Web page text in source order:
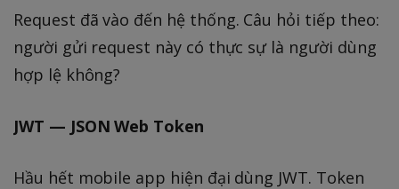
Request đã vào đến hệ thống. Câu hỏi tiếp theo:
người gửi request này có thực sự là người dùng
hợp lệ không?
JWT — JSON Web Token
Hầu hết mobile app hiện đại dùng JWT. Token